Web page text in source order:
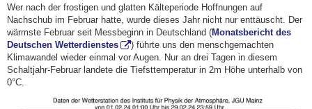
Wer nach der frostigen und glatten Kälteperiode Hoffnungen auf
Nachschub im Februar hatte, wurde dieses Jahr nicht nur enttäuscht. Der
wärmste Februar seit Messbeginn in Deutschland (Monatsbericht des
Deutschen Wetterdienstes
) führte uns den menschgemachten
Klimawandel wieder einmal vor Augen. Nur an drei Tagen in diesem
Schaltjahr-Februar landete die Tiefsttemperatur in 2m Höhe unterhalb von
0°C.